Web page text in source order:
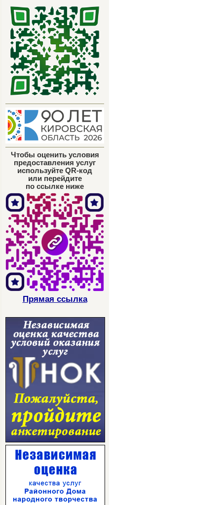
Чтобы оценить условия
предоставления услуг
используйте QR-код
или перейдите
по ссылке ниже
Прямая ссылка